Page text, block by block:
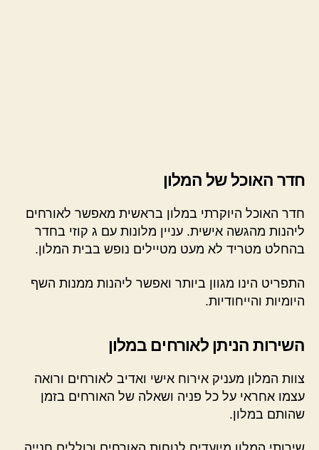
חדר האוכל של המלון
חדר האוכל היוקרתי במלון בראשית מאפשר לאורחים
ליהנות מהגשה אישית. עניין מלונות עם ג קוזי בחדר
בהחלט מטריד לא מעט מטיילים נופש בבית המלון.
התפריט הינו מגוון ביותר ואפשר ליהנות ממנות השף
היומיות והייחודיות.
השירות הניתן לאורחים במלון
צוות המלון מעניק אירוח אישי ואדיב לאורחים ורואה
עצמו אחראי על כל פניה ושאלה של האורחים בזמן
שהותם במלון.